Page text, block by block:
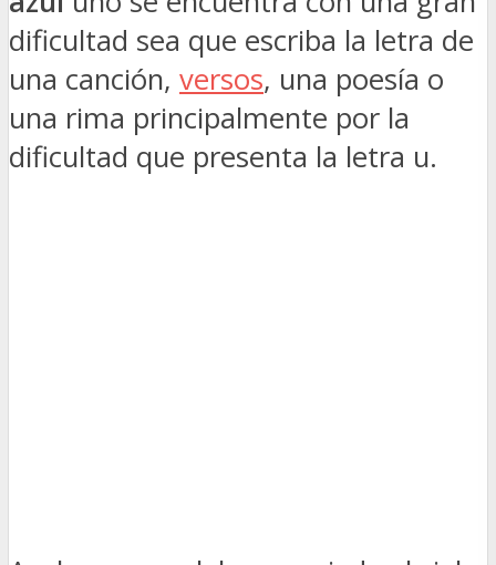
dificultad sea que escriba la letra de
una canción, versos, una poesía o
una rima principalmente por la
dificultad que presenta la letra u.